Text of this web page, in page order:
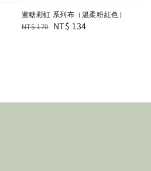
蜜糖彩虹 系列布（溫柔粉紅色）
Regular
NT$ 170 Sale
NT$ 134